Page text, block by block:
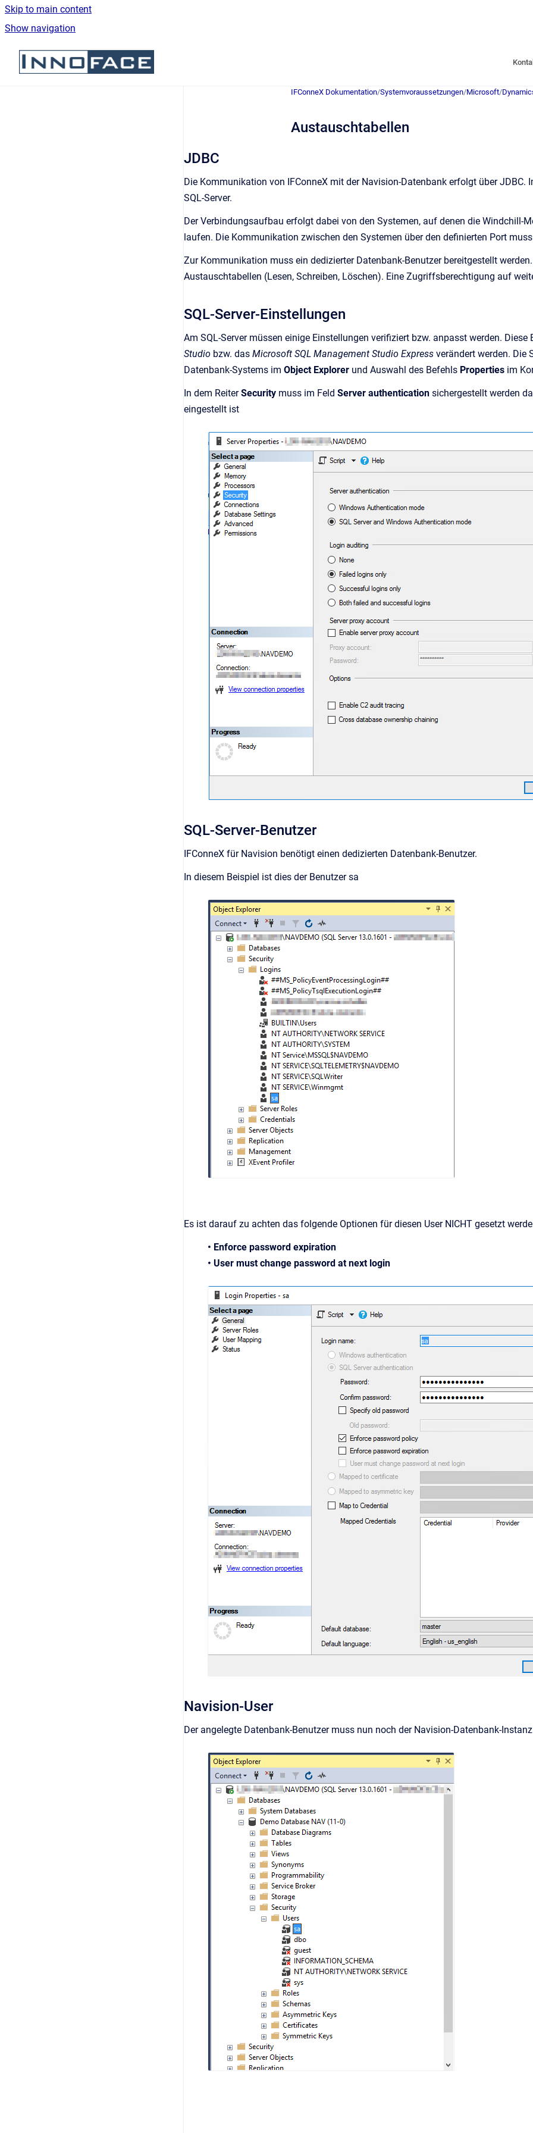
Skip to main content
Show navigation
Go to homepage
IFConneX Dokumentation/Systemvoraussetzungen/Microsoft/
Austauschtabellen
JDBC
Die Kommunikation von IFConneX mit der Navision-Datenbank erfolgt über
SQL-Server.
Der Verbindungsaufbau erfolgt dabei von den Systemen, auf denen die Windchill-
laufen. Die Kommunikation zwischen den Systemen über den definierten Port
Zur Kommunikation muss ein dedizierter Datenbank-Benutzer bereitgestellt
Austauschtabellen (Lesen, Schreiben, Löschen). Eine Zugriffsberechtigung auf
SQL-Server-Einstellungen
Am SQL-Server müssen einige Einstellungen verifiziert bzw. anpasst werden.
Studio bzw. das Microsoft SQL Management Studio Express verändert werden. Die
Datenbank-Systems im Object Explorer und Auswahl des Befehls Properties im
In dem ReiterSecurity muss im Feld Server authentication sichergestellt werden
eingestellt ist
SQL-Server-Benutzer
IFConneX für Navision benötigt einen dedizierten Datenbank-Benutzer.
In diesem Beispiel ist dies der Benutzer sa
Es ist darauf zu achten das folgende Optionen für diesen User NICHT gesetzt
• Enforce password expiration
• User must change password at next login
Navision-User
Der angelegte Datenbank-Benutzer muss nun noch der Navision-Datenbank-